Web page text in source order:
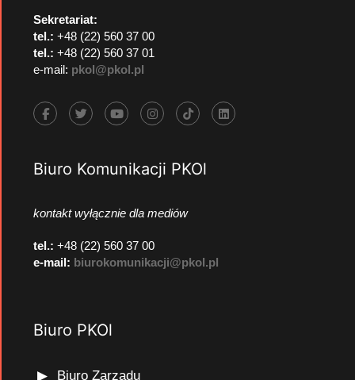
Sekretariat:
tel.: +48 (22) 560 37 00
tel.: +48 (22) 560 37 01
e-mail: pkol@pkol.pl
Biuro Komunikacji PKOl
kontakt wyłącznie dla mediów
tel.: +48 (22) 560 37 00
e-mail: biurokomunikacji@pkol.pl
Biuro PKOl
Biuro Zarządu